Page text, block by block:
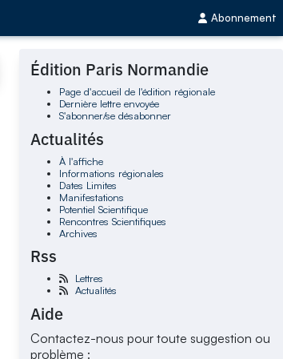
Abonnement
Édition Paris Normandie
Page d'accueil de l'édition régionale
Dernière lettre envoyée
S'abonner/se désabonner
Actualités
À l'affiche
Informations régionales
Dates Limites
Manifestations
Potentiel Scientifique
Rencontres Scientifiques
Archives
Rss
Lettres
Actualités
Aide
Contactez-nous pour toute suggestion ou
problème :